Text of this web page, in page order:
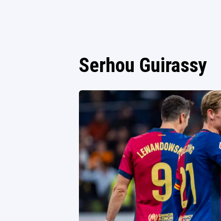
Serhou Guirassy